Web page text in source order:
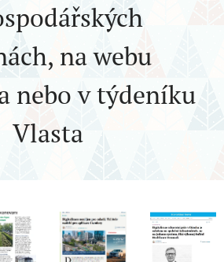
na webu
nebo v týdeníku
Vlasta